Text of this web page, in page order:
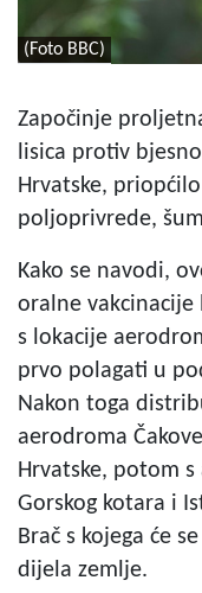
(Foto BBC)
Započinje
lisica protiv
Hrvatske,
poljoprivrede,
Kako se navodi,
oralne vakcinacije
s lokacije
prvo polagati u
Nakon toga
aerodroma
Hrvatske, potom
Gorskog kotara i
Brač s kojega će
dijela zemlje.